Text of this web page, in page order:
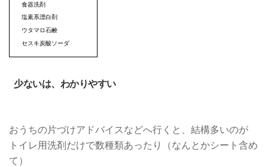
食器洗剤
塩素系漂白剤
ウタマロ石鹸
セスキ炭酸ソーダ
少ないは、わかりやすい
おうちの片づけアドバイスなどへ行くと、結構多いのが
トイレ用洗剤だけで数種類あったり（なんとかシート含め
て）